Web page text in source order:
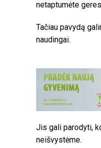
netaptumėte
Tačiau pavydą
naudingai.
Jis gali parodyti,
neišvystėme.